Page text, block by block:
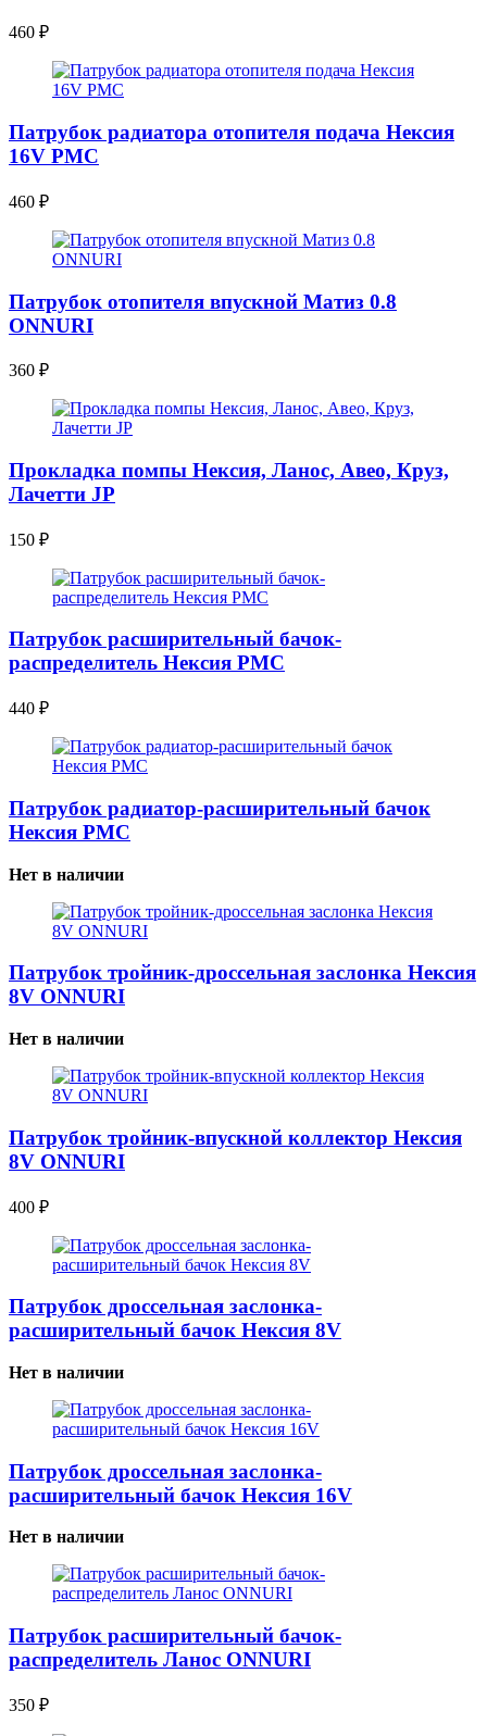
460 ₽
Патрубок радиатора отопителя подача Нексия
16V PMC
460 ₽
Патрубок отопителя впускной Матиз 0.8
ONNURI
360 ₽
Прокладка помпы Нексия, Ланос, Авео, Круз,
Лачетти JP
150 ₽
Патрубок расширительный бачок-
распределитель Нексия PMC
440 ₽
Патрубок радиатор-расширительный бачок
Нексия PMC
Нет в наличии
Патрубок тройник-дроссельная заслонка Нексия
8V ONNURI
Нет в наличии
Патрубок тройник-впускной коллектор Нексия
8V ONNURI
400 ₽
Патрубок дроссельная заслонка-
расширительный бачок Нексия 8V
Нет в наличии
Патрубок дроссельная заслонка-
расширительный бачок Нексия 16V
Нет в наличии
Патрубок расширительный бачок-
распределитель Ланос ONNURI
350 ₽